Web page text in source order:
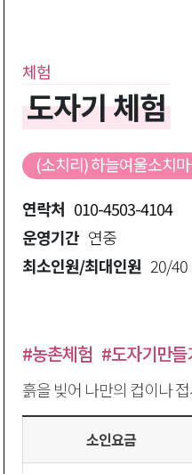
체험
도자기 체험
(소치리) 하늘여울소치
연락처 010-4503-4104
운영기간 연중
최소인원/최대인원 20/40
#농촌체험 #도자기만들
흙을 빚어 나만의 컵이나
소인요금